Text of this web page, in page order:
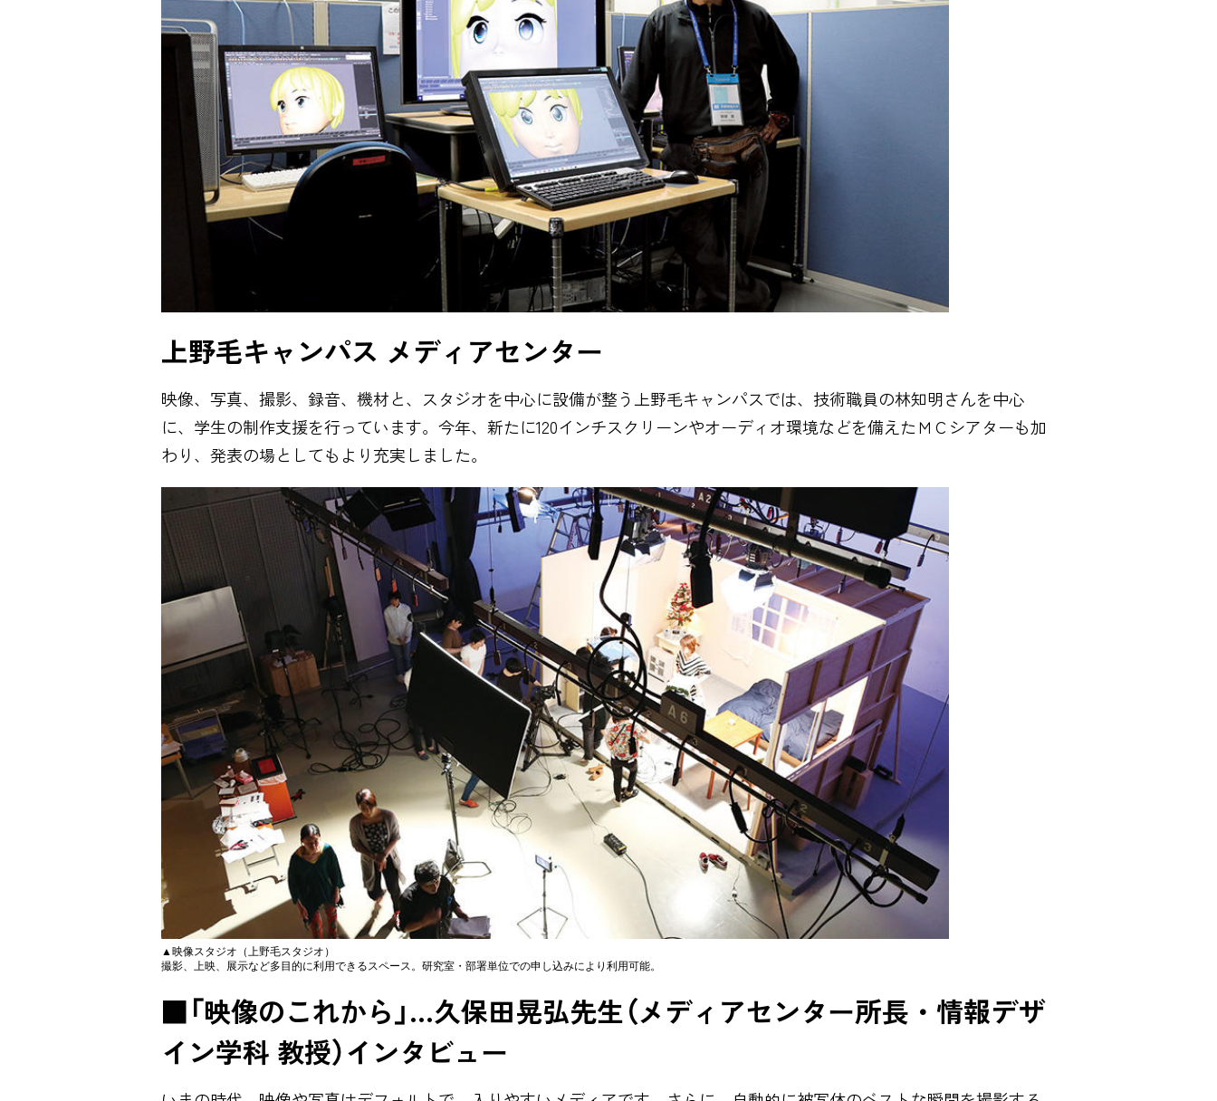
上野毛キャンパス メディアセンター
映像、写真、撮影、録音、機材と、スタジオを中心に設備が整う上野毛キャンパスでは、技術職員の林知明さんを中心
に、学生の制作支援を行っています。今年、新たに120インチスクリーンやオーディオ環境などを備えたＭＣシアターも加
わり、発表の場としてもより充実しました。
▲映像スタジオ（上野毛スタジオ）
撮影、上映、展示など多目的に利用できるスペース。研究室・部署単位での申し込みにより利用可能。
■「映像のこれから」...久保田晃弘先生（メディアセンター所長・情報デザ
イン学科 教授）インタビュー